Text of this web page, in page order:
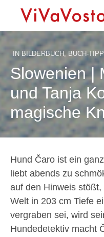
IN BILDERBUCH, BUCH-
Slowenien |
und Tanja
magische
Hund Čaro ist ein
liebt abends zu
auf den Hinweis
Welt in 203 cm Tiefe
vergraben sei, wird
Hundedetektiv macht